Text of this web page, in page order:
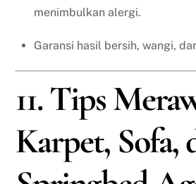
menimbulkan alergi.
Garansi hasil bersih, wangi,
11. Tips
Karpet, Sofa,